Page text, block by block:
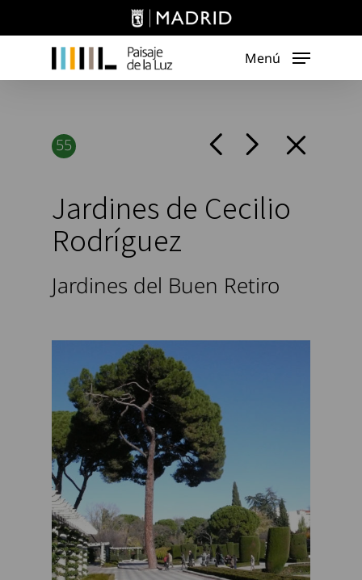
Menú
55
Jardines de Cecilio
Rodríguez
Jardines del Buen Retiro